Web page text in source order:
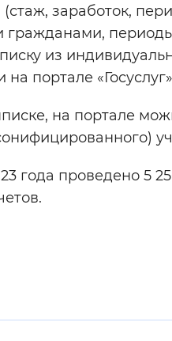
заработок,
гражданами,
из
портале
на портале
года проведено 5